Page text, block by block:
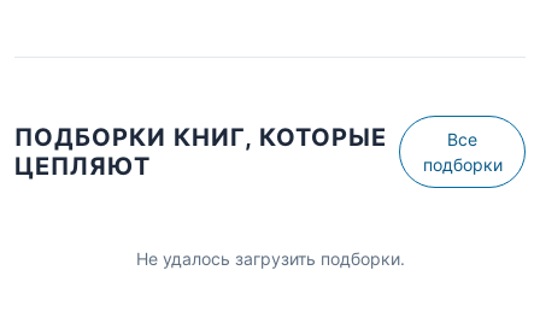
ПОДБОРКИ КНИГ, КОТОРЫЕ
ЦЕПЛЯЮТ
Все
подборки
Не удалось загрузить подборки.